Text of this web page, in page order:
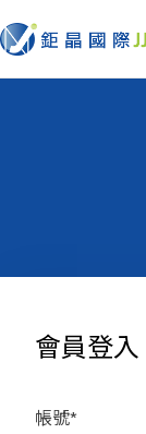
會員登入
帳號*